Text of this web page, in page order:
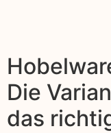
Die
das